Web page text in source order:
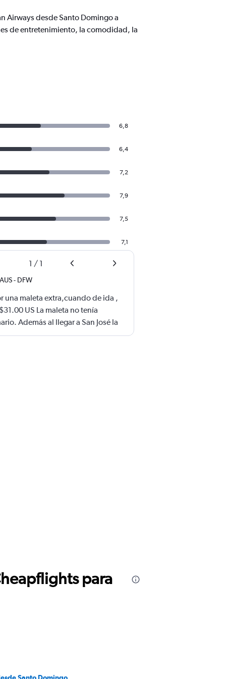
Airways desde Santo Domingo a
de entretenimiento, la comodidad, la
6,8
6,4
7,2
7,9
7,5
7,1
1 / 1
AUS- DFW
una maleta extra,cuando de ida ,
US La maleta no tenía
Además al llegar a San José la
US , llegó rota, totalmente
para